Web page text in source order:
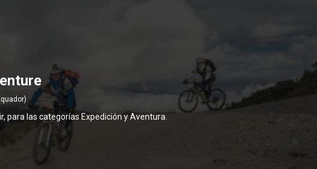
las categorías Expedición y Aventura.